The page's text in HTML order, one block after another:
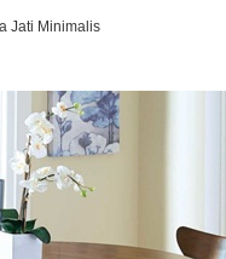
Jati Minimalis